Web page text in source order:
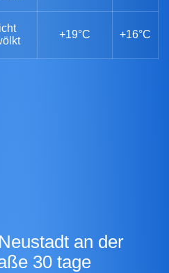
+19°C +16°C
30 tage